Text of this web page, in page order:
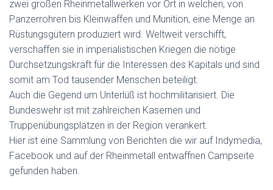
zwei großen Rheinmetallwerken vor Ort in welchen, von
Panzerrohren bis Kleinwaffen und Munition, eine Menge an
Rüstungsgütern produziert wird. Weltweit verschifft,
verschaffen sie in imperialistischen Kriegen die nötige
Durchsetzungskraft für die Interessen des Kapitals und sind
somit am Tod tausender Menschen beteiligt.
Auch die Gegend um Unterlüß ist hochmilitarisiert. Die
Bundeswehr ist mit zahlreichen Kasernen und
Truppenübungsplätzen in der Region verankert.
Hier ist eine Sammlung von Berichten die wir auf Indymedia,
Facebook und auf der Rheinmetall entwaffnen Campseite
gefunden haben.